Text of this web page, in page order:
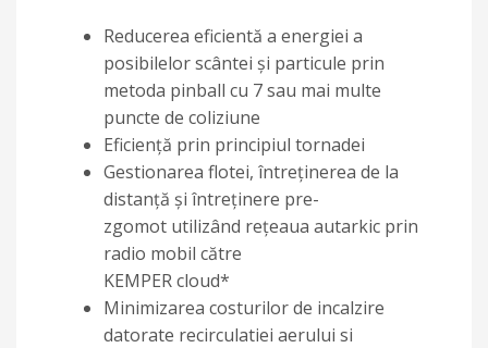
Reducerea eficientă a energiei a
posibilelor scântei și particule prin
metoda pinball cu 7 sau mai multe
puncte de coliziune
Eficiență prin principiul tornadei
Gestionarea flotei, întreținerea de la
distanță și întreținere pre-
zgomot utilizând rețeaua autarkic prin
radio mobil către
KEMPER cloud*
Minimizarea costurilor de incalzire
datorate recirculatiei aerului si